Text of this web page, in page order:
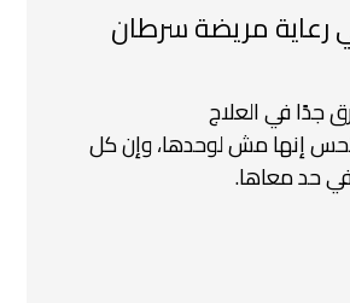
رعاية مريضة سرطان
جدًا في العلاج
إنها مش لوحدها، وإن كل
حد معاها.